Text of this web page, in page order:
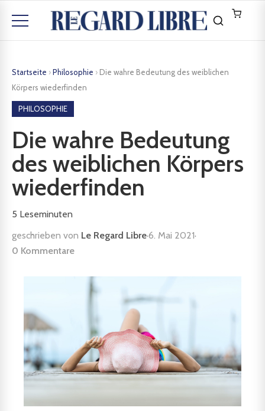
Startseite ›Philosophie › Die wahre Bedeutung des weiblichen
Körpers wiederfinden
PHILOSOPHIE
Die wahre Bedeutung
des weiblichen Körpers
wiederfinden
5 Leseminuten
geschrieben von Le Regard Libre·6. Mai 2021·
0 Kommentare